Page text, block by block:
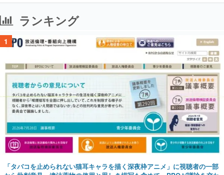
ランキング
1
「タバコを止められない猫耳キャラを描く深夜枠アニメ」に視聴者の一部